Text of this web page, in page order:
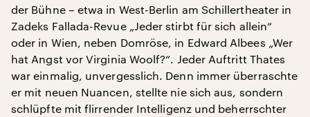
der Bühne – etwa in West-Berlin am Schillertheater in
Zadeks Fallada-Revue „Jeder stirbt für sich allein“
oder in Wien, neben Domröse, in Edward Albees „Wer
hat Angst vor Virginia Woolf?“. Jeder Auftritt Thates
war einmalig, unvergesslich. Denn immer überraschte
er mit neuen Nuancen, stellte nie sich aus, sondern
schlüpfte mit flirrender Intelligenz und beherrschter